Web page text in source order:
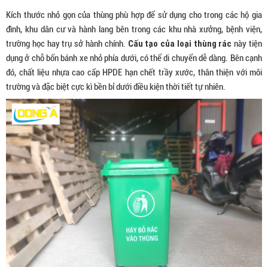
Kích thước nhỏ gọn của thùng phù hợp để sử dụng cho trong các hộ gia
đình, khu dân cư và hành lang bên trong các khu nhà xưởng, bệnh viện,
trường học hay trụ sở hành chính. Cấu tạo của loại thùng rác này tiện
dụng ở chỗ bốn bánh xe nhỏ phía dưới, có thể di chuyển dễ dàng. Bên cạnh
đó, chất liệu nhựa cao cấp HPDE hạn chết trầy xước, thân thiện với môi
trường và đặc biệt cực kì bền bỉ dưới điều kiện thời tiết tự nhiên.